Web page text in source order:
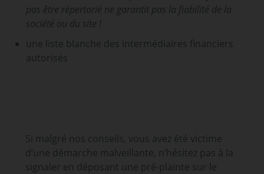
pas être répertorié ne garantit pas la fiabilité de la
société ou du site !
une liste blanche des intermédiaires financiers
autorisés
Si malgré nos conseils, vous avez été victime
d’une démarche malveillante, n’hésitez pas à la
signaler en déposant une pré-plainte sur le